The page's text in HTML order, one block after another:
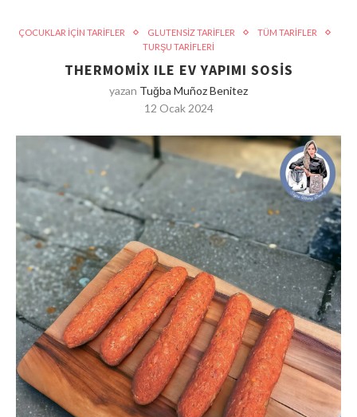
ÇOCUKLAR İÇİN TARİFLER GLUTENSİZ TARİFLER
TÜM TARİFLER
TURŞU TARİFLERİ
THERMOMİX ILE EV YAPIMI SOSİS
yazan Tuğba Muñoz Benitez
12 Ocak 2024